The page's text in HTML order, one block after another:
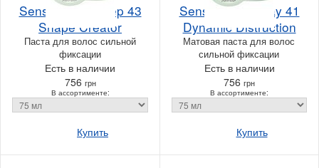
Sensus Tabu Prep 43
Shape Creator
Паста для волос сильной
фиксации
Есть в наличии
756 грн
В ассортименте:
Купить
Sensus Tabu Play 41
Dynamic Distruction
Матовая паста для волос
сильной фиксации
Есть в наличии
756 грн
В ассортименте:
Купить